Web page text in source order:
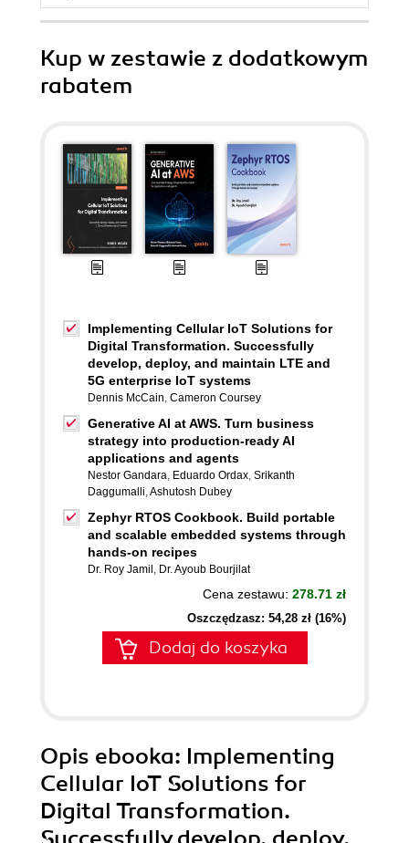
Kup w zestawie z dodatkowym
rabatem
Implementing Cellular IoT Solutions for
Digital Transformation. Successfully
develop, deploy, and maintain LTE and
5G enterprise IoT systems
Dennis McCain, Cameron Coursey
Generative AI at AWS. Turn business
strategy into production-ready AI
applications and agents
Nestor Gandara, Eduardo Ordax, Srikanth
Daggumalli,Ashutosh Dubey
Zephyr RTOS Cookbook. Build portable
and scalable embedded systems through
hands-on recipes
Dr. Roy Jamil , Dr. Ayoub Bourjilat
Cena zestawu: 278.71 zł
Oszczędzasz: 54,28 zł (16%)
Dodaj do koszyka
Opis ebooka: Implementing
Cellular IoT Solutions for
Digital Transformation.